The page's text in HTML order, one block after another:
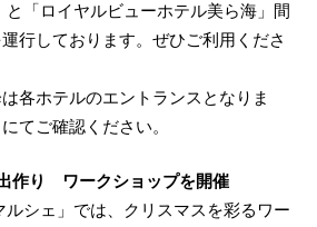
と「ロイヤルビューホテル美ら海」間
行しております。ぜひご利用くださ
各ホテルのエントランスとなりま
てご確認ください。
作り ワークショップを開催
ルシェ」では、クリスマスを彩るワー